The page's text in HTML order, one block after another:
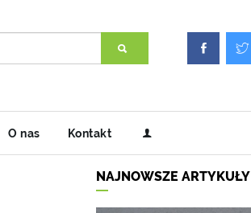
O nas Kontakt
NAJNOWSZE ARTYKUŁY